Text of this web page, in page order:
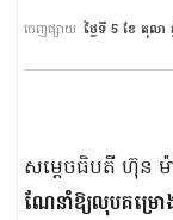
ចេញផ្សាយ ថ្ងៃទី 5 ខែ តុលា
សម្តេចធិបតី ហ៊ុន
ណែនាំឱ្យលុបគម្រោ